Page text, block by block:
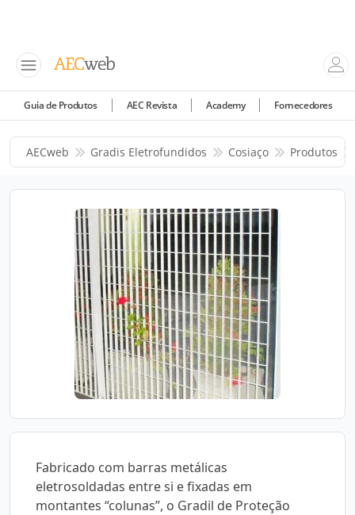
Guia de Produtos AEC Revista Academy Fornecedores
AECweb Gradis Eletrofundidos Cosiaço Produtos
Fabricado com barras metálicas
eletrosoldadas entre si e fixadas em
montantes “colunas”, o Gradil de Proteção